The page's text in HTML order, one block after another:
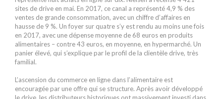
sites de drive en mai. En 2017, ce canal a représenté 4,9 % des
ventes de grande consommation, avec un chiffre d’affaires en
hausse de 9 %. Un foyer sur quatre s’y est rendu au moins une fois
en 2017, avec une dépense moyenne de 68 euros en produits
alimentaires – contre 43 euros, en moyenne, en hypermarché. Un
panier élevé, qui s’explique par le profil de la clientèle drive, très
familial.
L’ascension du commerce en ligne dans l’alimentaire est
encouragée par une offre qui se structure. Après avoir développé